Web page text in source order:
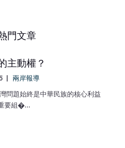
門文章
主動權？
| 兩岸報導
問題始終是中華民族的核心利益
要組�...